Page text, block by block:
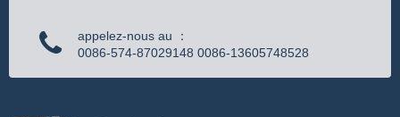
appelez-nous au ：
0086-574-87029148 0086-13605748528